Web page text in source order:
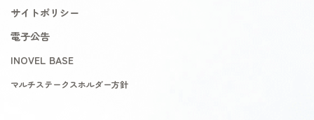
サイトポリシー
電子公告
INOVEL BASE
マルチステークスホルダー方針